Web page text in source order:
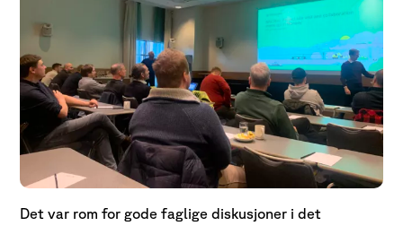
Det var rom for gode faglige diskusjoner i det